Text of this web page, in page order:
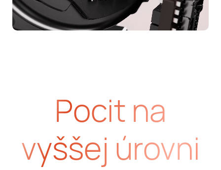
Pocit na
vyššej úrovni